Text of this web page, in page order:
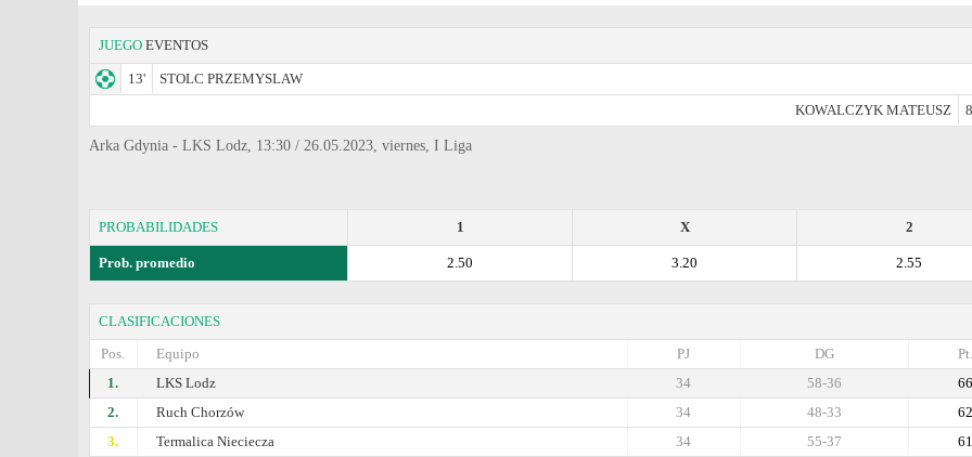
JUEGO EVENTOS
13'
STOLC PRZEMYSLAW
KOWALCZYK MATEUSZ
Arka Gdynia - LKS Lodz, 13:30 / 26.05.2023, viernes, I Liga
PROBABILIDADES 2
X
1
Prob. promedio 2.55
3.20
2.50
CLASIFICACIONES
Pos.
Equipo Pt.
DG
PJ
1.
LKS Lodz 66
58-36
34
2.
Ruch Chorzów 62
48-33
34
3.
Termalica Nieciecza 61
55-37
34